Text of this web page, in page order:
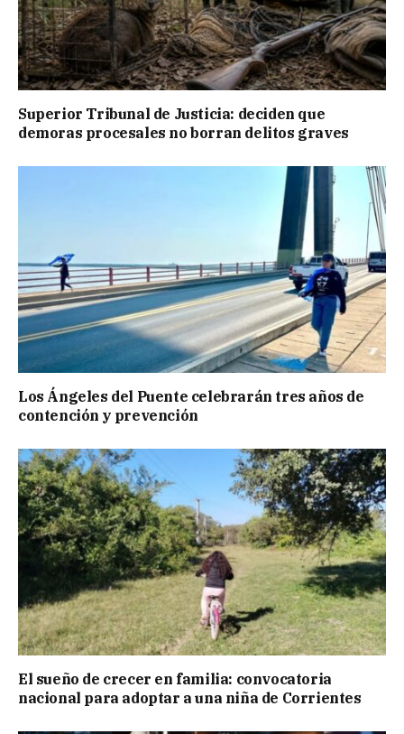
Superior Tribunal de Justicia: deciden que
demoras procesales no borran delitos graves
Los Ángeles del Puente celebrarán tres años de
contención y prevención
El sueño de crecer en familia: convocatoria
nacional para adoptar a una niña de Corrientes